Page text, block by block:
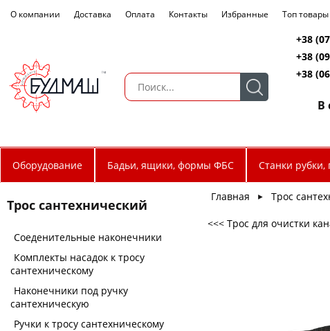
О компании Доставка Оплата Контакты Избранные Топ товары
+38
+38
+38
В
Оборудование Бадьи, ящики, формы ФБС Станки рубки,
Трос сантехнический
Соеденительные наконечники
Комплекты насадок к тросу
сантехническому
Наконечники под ручку
сантехническую
Ручки к тросу сантехническому
Главная ► Трос
<<< Трос для очистки